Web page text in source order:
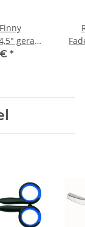
gerade
cm)
*